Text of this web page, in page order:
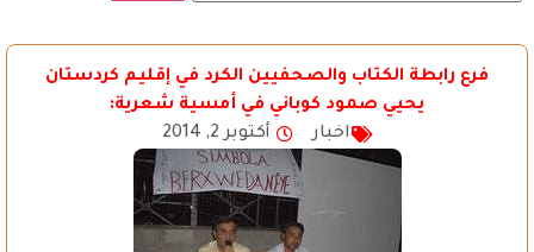
فرع رابطة الكتاب والصحفيين الكرد في إقليم كردستان
يحيي صمود كوباني في أمسية شعرية:
اخبار
أكتوبر 2, 2014